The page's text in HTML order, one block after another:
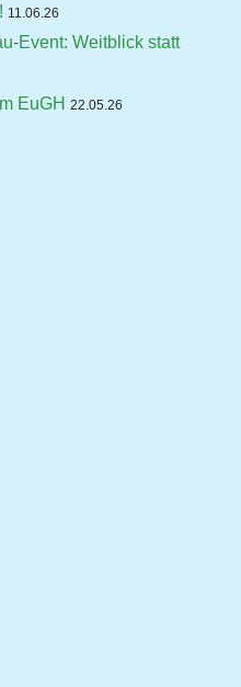
11.06.26
Event: Weitblick statt
EuGH 22.05.26